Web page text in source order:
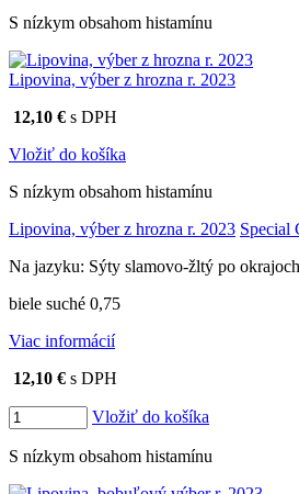
S nízkym obsahom histamínu
Lipovina, výber z hrozna r. 2023
12,10 € s DPH
Vložiť do košíka
S nízkym obsahom histamínu
Lipovina, výber z hrozna r. 2023 Special
Na jazyku: Sýty slamovo-žltý po
biele suché 0,75
Viac informácií
12,10 € s DPH
Vložiť do košíka
S nízkym obsahom histamínu